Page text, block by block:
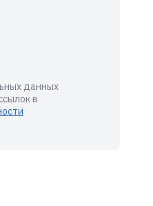
данных
в